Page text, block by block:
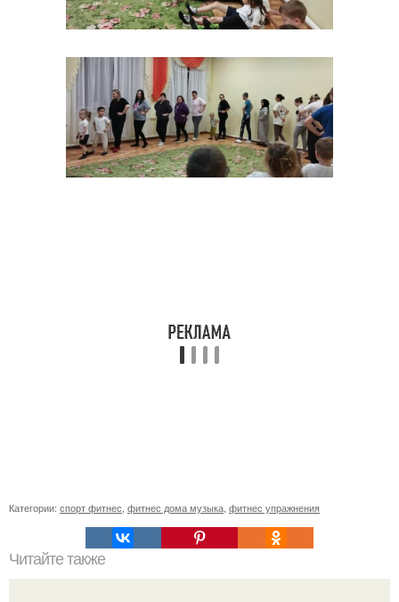
Категории: спорт фитнес фитнес дома музыка фитнес упражнения
Читайте также